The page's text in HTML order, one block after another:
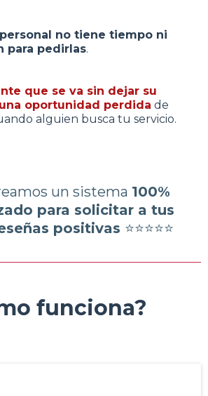
no tiene tiempo ni
para pedirlas.
que se va sin dejar su
oportunidad perdida de
alguien busca tu servicio.
un sistema 100%
para solicitar a tus
positivas ⭐️⭐️⭐️⭐️⭐️
funciona?